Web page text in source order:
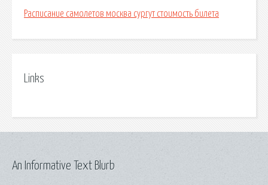
Расписание самолетов москва сургут стоимость билета
Links
An Informative Text Blurb